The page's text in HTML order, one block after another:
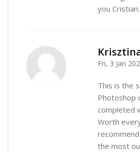
you Cristian.
Fri, 3 Jan
This is the
Photoshop
completed
Worth
the most